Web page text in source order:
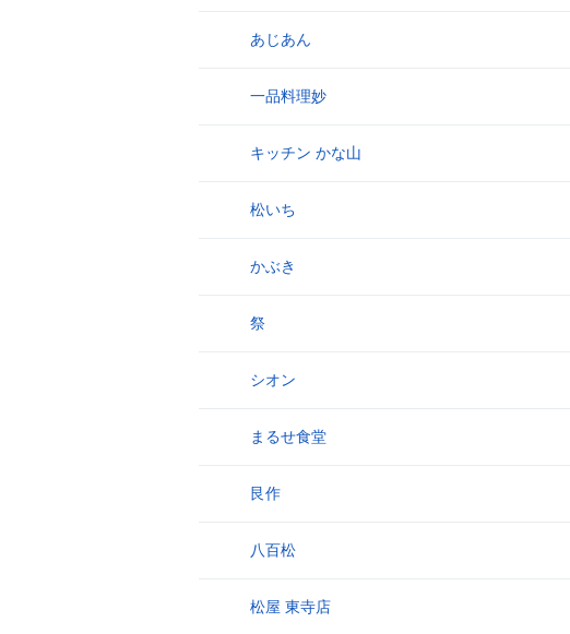
あじあん
一品料理妙
キッチン かな山
松いち
かぶき
祭
シオン
まるせ食堂
艮作
八百松
松屋 東寺店